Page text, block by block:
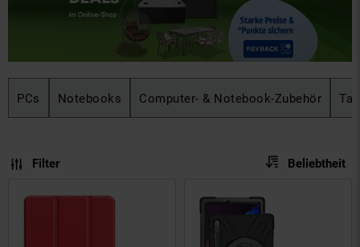
PCs Notebooks Computer- & Notebook-Zubehör
Filter Sortierung:
Beliebtheit